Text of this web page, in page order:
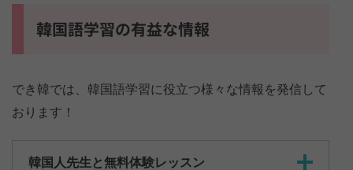
韓国語学習の有益な情報
でき韓では、韓国語学習に役立つ様々な情報を発信して
おります！
韓国人先生と無料体験レッスン